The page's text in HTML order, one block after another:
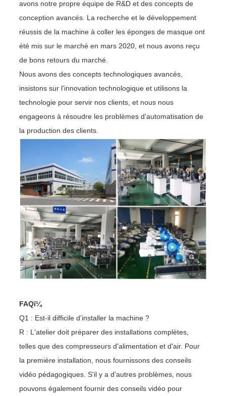
avons notre propre équipe de R&D et des concepts de
conception avancés. La recherche et le développement
réussis de la machine à coller les éponges de masque ont
été mis sur le marché en mars 2020, et nous avons reçu
de bons retours du marché.
Nous avons des concepts technologiques avancés,
insistons sur l'innovation technologique et utilisons la
technologie pour servir nos clients, et nous nous
engageons à résoudre les problèmes d'automatisation de
la production des clients.
FAQï¼
Q1 : Est-il difficile d'installer la machine ?
R : L'atelier doit préparer des installations complètes,
telles que des compresseurs d'alimentation et d'air. Pour
la première installation, nous fournissons des conseils
vidéo pédagogiques. S'il y a d'autres problèmes, nous
pouvons également fournir des conseils vidéo pour